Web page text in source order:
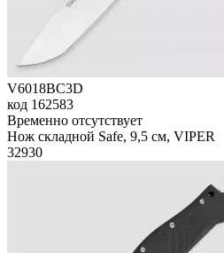
V6018BC3D
код 162583
Временно отсутствует
Нож складной Safe, 9,5 см, VIPER
32930